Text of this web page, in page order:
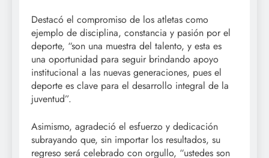
Destacó el compromiso de los atletas como
ejemplo de disciplina, constancia y pasión por el
deporte, “son una muestra del talento, y esta es
una oportunidad para seguir brindando apoyo
institucional a las nuevas generaciones, pues el
deporte es clave para el desarrollo integral de la
juventud”.
Asimismo, agradeció el esfuerzo y dedicación
subrayando que, sin importar los resultados, su
regreso será celebrado con orgullo, “ustedes son